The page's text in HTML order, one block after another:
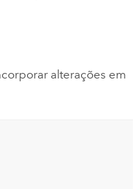
alterações em